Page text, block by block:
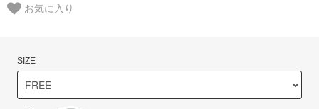
お気に入り
SIZE